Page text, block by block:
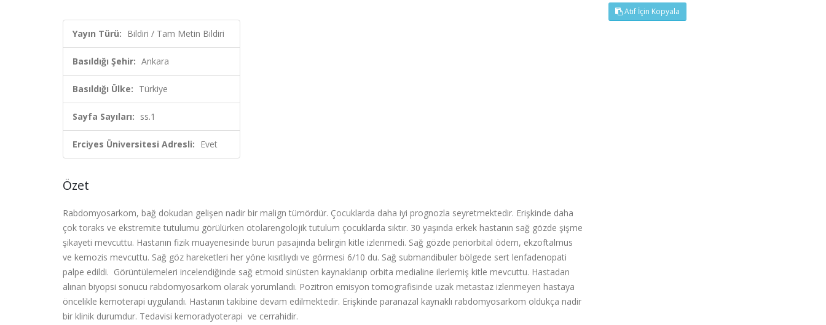
Yayın Türü: Bildiri / Tam Metin Bildiri
Basıldığı Şehir: Ankara
Basıldığı Ülke: Türkiye
Sayfa Sayıları: ss.1
Erciyes Üniversitesi Adresli: Evet
Özet
Rabdomyosarkom, bağ dokudan gelişen nadir bir malign tümördür. Çocuklarda daha iyi prognozla seyretmektedir. Erişkinde daha
çok toraks ve ekstremite tutulumu görülürken otolarengolojik tutulum çocuklarda sıktır. 30 yaşında erkek hastanın sağ gözde şişme
şikayeti mevcuttu. Hastanın fizik muayenesinde burun pasajında belirgin kitle izlenmedi. Sağ gözde periorbital ödem, ekzoftalmus
ve kemozis mevcuttu. Sağ göz hareketleri her yöne kısıtlıydı ve görmesi 6/10 du. Sağ submandibuler bölgede sert lenfadenopati
palpe edildi. Görüntülemeleri incelendiğinde sağ etmoid sinüsten kaynaklanıp orbita medialine ilerlemiş kitle mevcuttu. Hastadan
alınan biyopsi sonucu rabdomyosarkom olarak yorumlandı. Pozitron emisyon tomografisinde uzak metastaz izlenmeyen hastaya
öncelikle kemoterapi uygulandı. Hastanın takibine devam edilmektedir. Erişkinde paranazal kaynaklı rabdomyosarkom oldukça nadir
bir klinik durumdur. Tedavisi kemoradyoterapi ve cerrahidir.
Atıf İçin Kopyala